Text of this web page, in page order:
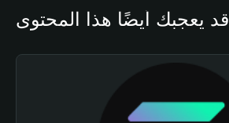
قد يعجبك أيضًا هذا المحتوى